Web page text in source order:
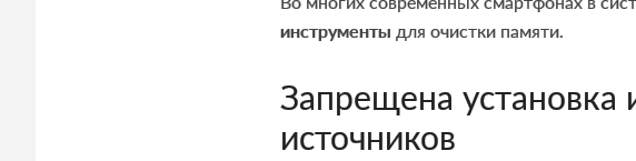
инструменты для очистки памяти.
Запрещена установка
источников